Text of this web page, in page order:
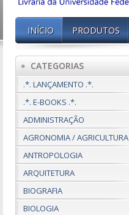
INÍCIO PRODUTOS
CATEGORIAS
.*. LANÇAMENTO .*.
.*. E-BOOKS .*.
ADMINISTRAÇÃO
AGRONOMIA / AGRICULTURA
ANTROPOLOGIA
ARQUITETURA
BIOGRAFIA
BIOLOGIA